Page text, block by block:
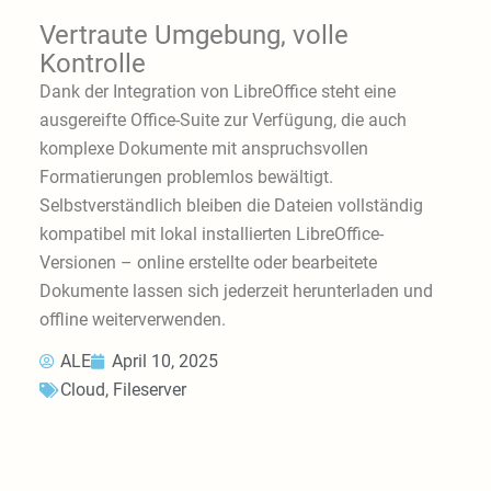
Vertraute Umgebung, volle
Kontrolle
Dank der Integration von LibreOffice steht eine
ausgereifte Office-Suite zur Verfügung, die auch
komplexe Dokumente mit anspruchsvollen
Formatierungen problemlos bewältigt.
Selbstverständlich bleiben die Dateien vollständig
kompatibel mit lokal installierten LibreOffice-
Versionen – online erstellte oder bearbeitete
Dokumente lassen sich jederzeit herunterladen und
offline weiterverwenden.
ALE
April 10, 2025
Cloud, Fileserver